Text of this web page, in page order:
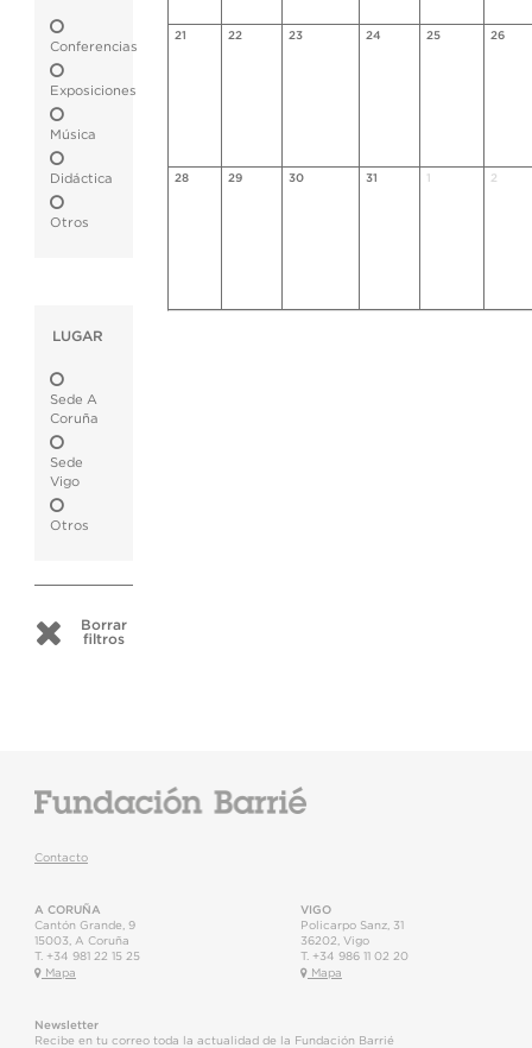
Conferencias
Exposiciones
Música
Didáctica
Otros
LUGAR
Sede A
Coruña
Sede
Vigo
Otros
Borrar
filtros
21 22 23 24 25 26
28 29 30 31 2
Contacto
A CORUÑA
Cantón Grande, 9
15003
A Coruña
T. +34 981 22 15 25
Mapa
VIGO
Policarpo Sanz, 31
36202 Vigo
T. +34 986 11 02 20
Mapa
Newsletter
Recibe en tu correo toda la actualidad de la Fundación Barrié